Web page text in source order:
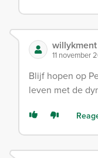
willykment
11 november
Blijf hopen op
leven met de